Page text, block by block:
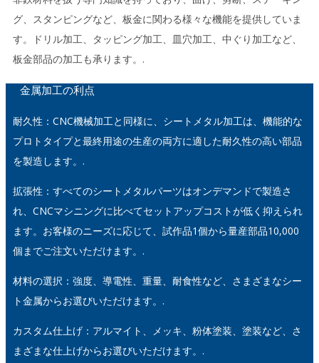
グ、スタンピングなど、板金に関わる様々な機能を提供していま
す。ドリル加工、タッピング加工、皿穴加工、中ぐり加工など、
板金部品の加工も承ります。.
金属加工の利点
耐久性：CNC機械加工と同様に、シートメタル加工は、機能的な
プロトタイプと最終用途の生産の両方に適した耐久性の高い部品
を製造します。.
拡張性：すべてのシートメタルパーツはオンデマンドで製造さ
れ、CNCマシニングに比べてセットアップコストが低く抑えられ
ます。お客様のニーズに応じて、試作品1個から量産部品10,000
個までご注文いただけます。.
材料の選択：強度、導電性、重量、耐食性など、さまざまなシー
ト金属からお選びいただけます。.
カスタム仕上げ：アルマイト、メッキ、粉体塗装、塗装など、さ
まざまな仕上げからお選びいただけます。.